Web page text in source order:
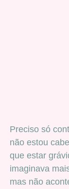
Preciso só
não estou
que estar
imaginava
mas não